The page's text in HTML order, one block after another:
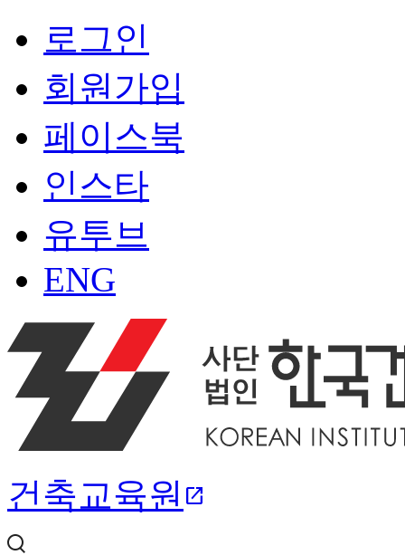
로그인
회원가입
페이스북
인스타
유투브
ENG
건축교육원 open_in_new